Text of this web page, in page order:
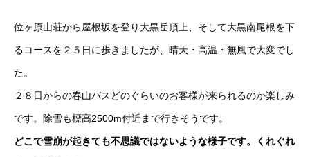
位ヶ原山荘から屋根坂を登り大黒岳頂上、そして大黒南尾根を下
るコースを２５日に歩きましたが、晴天・高温・無風で大変でし
た。
２８日からの春山バスどのぐらいのお客様が来られるのか楽しみ
です。除雪も標高2500m付近まで行きそうです。
どこで雪崩が起きても不思議ではないような様子です。くれぐれ